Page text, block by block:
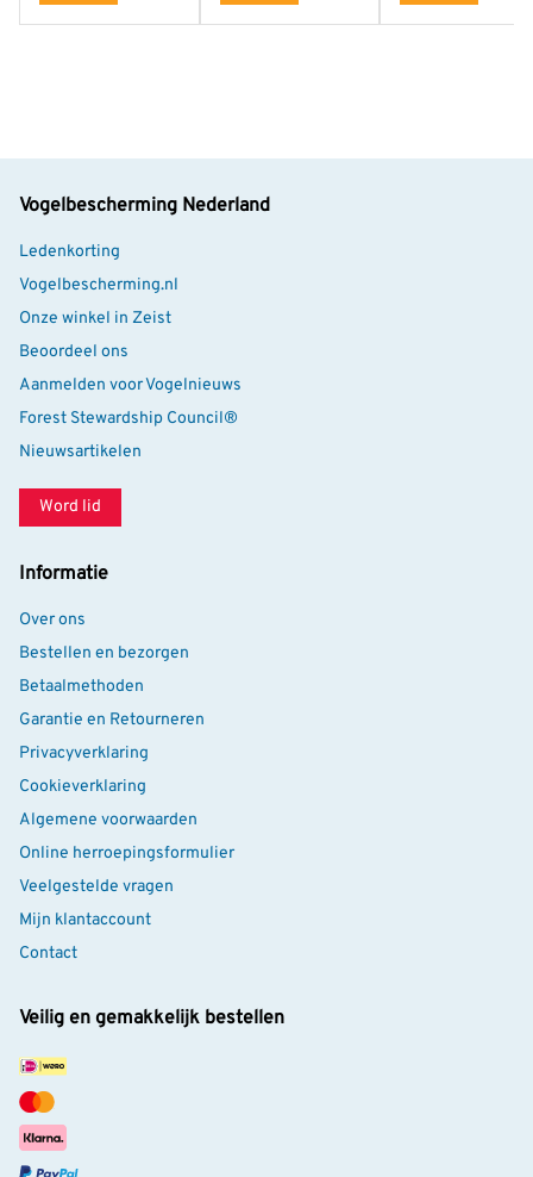
Vogelbescherming Nederland
Ledenkorting
Vogelbescherming.nl
Onze winkel in Zeist
Beoordeel ons
Aanmelden voor Vogelnieuws
Forest Stewardship Council®
Nieuwsartikelen
Word lid
Informatie
Over ons
Bestellen en bezorgen
Betaalmethoden
Garantie en Retourneren
Privacyverklaring
Cookieverklaring
Algemene voorwaarden
Online herroepingsformulier
Veelgestelde vragen
Mijn klantaccount
Contact
Veilig en gemakkelijk bestellen